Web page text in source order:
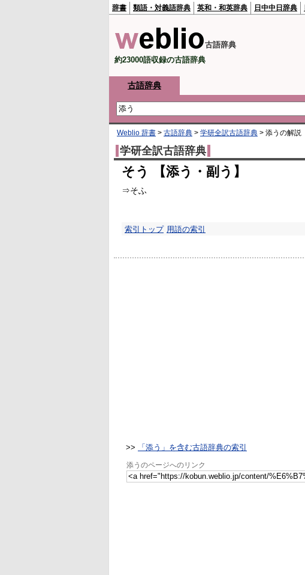
辞書 類語・対義語辞典 英和・和英辞典 日中中日辞典
古語辞典
約23000語収録の古語辞典
古語辞典
Weblio 辞書 > 古語辞典 > 学研全訳古語辞典 > 添う の解説
学研全訳古語辞典
そう 【添う・副う】
⇒そふ
索引トップ 用語の索引
>> 「添う」を含む古語辞典の索引
添うのページへのリンク